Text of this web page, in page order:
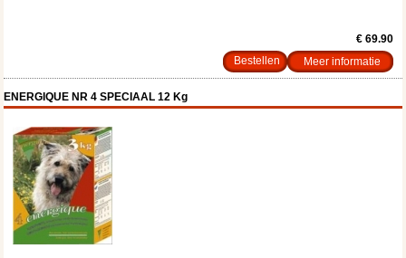
€ 69.90
Meer informatie
ENERGIQUE NR 4 SPECIAAL 12 Kg